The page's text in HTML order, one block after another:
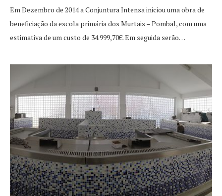
Em Dezembro de 2014 a Conjuntura Intensa iniciou uma obra de
beneficiação da escola primária dos Murtais – Pombal, com uma
estimativa de um custo de 34.999,70€. Em seguida serão…